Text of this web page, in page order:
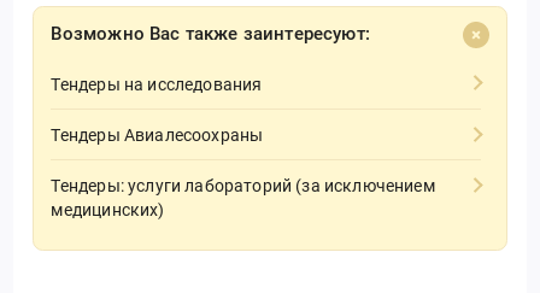
Возможно Вас также заинтересуют:
Тендеры на исследования
Тендеры Авиалесоохраны
Тендеры: услуги лабораторий (за исключением
медицинских)